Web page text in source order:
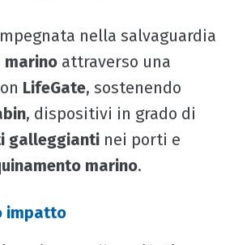
nella salvaguardia
marino attraverso una
LifeGate, sostenendo
, dispositivi in grado di
galleggianti nei porti e
marino.
impatto